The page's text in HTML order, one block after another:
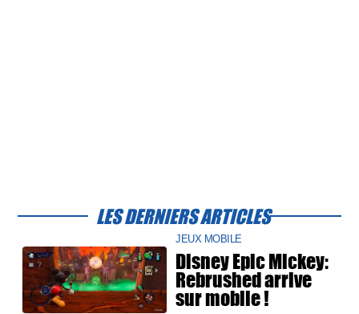
LES DERNIERS ARTICLES
JEUX MOBILE
Disney Epic Mickey:
Rebrushed arrive
sur mobile !